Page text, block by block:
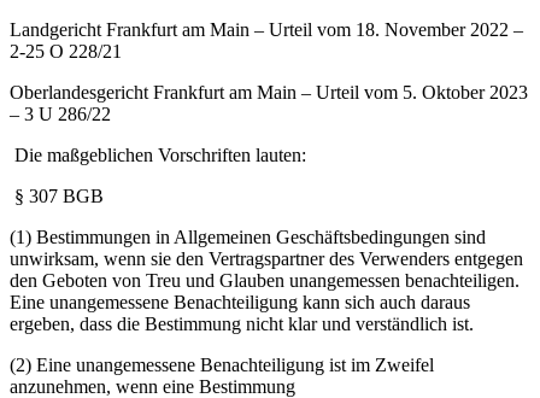
Landgericht Frankfurt am Main – Urteil vom 18. November 2022 –
2-25 O 228/21
Oberlandesgericht Frankfurt am Main – Urteil vom 5. Oktober 2023
– 3 U 286/22
Die maßgeblichen Vorschriften lauten:
§ 307 BGB
(1) Bestimmungen in Allgemeinen Geschäftsbedingungen sind
unwirksam, wenn sie den Vertragspartner des Verwenders entgegen
den Geboten von Treu und Glauben unangemessen benachteiligen.
Eine unangemessene Benachteiligung kann sich auch daraus
ergeben, dass die Bestimmung nicht klar und verständlich ist.
(2) Eine unangemessene Benachteiligung ist im Zweifel
anzunehmen, wenn eine Bestimmung